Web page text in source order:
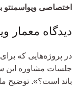
اختصاصی
دیدگاه معمار
در پروژه‌هایی که
جلسات مشاوره این
باند است؟». توضیح